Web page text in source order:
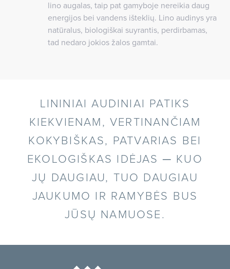
lino augalas, taip pat gamyboje nereikia daug
energijos bei vandens išteklių. Lino audinys yra
natūralus, biologiškai suyrantis, perdirbamas,
tad nedaro jokios žalos gamtai.
LININIAI AUDINIAI PATIKS
KIEKVIENAM, VERTINANČIAM
KOKYBIŠKAS, PATVARIAS BEI
EKOLOGIŠKAS IDĖJAS ─ KUO
JŲ DAUGIAU, TUO DAUGIAU
JAUKUMO IR RAMYBĖS BUS
JŪSŲ NAMUOSE.